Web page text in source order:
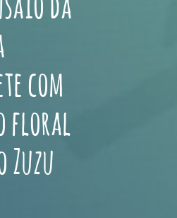
da
com
floral
Zuzu